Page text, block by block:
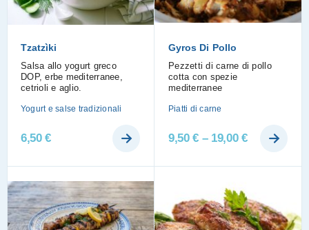
Tzatzìki
Salsa allo yogurt greco
DOP, erbe mediterranee,
cetrioli e aglio.
Yogurt e salse tradizionali
6,50€
Gyros Di Pollo
Pezzetti di carne di pollo
cotta con spezie
mediterranee
Piatti di carne
9,50€– 19,00 €